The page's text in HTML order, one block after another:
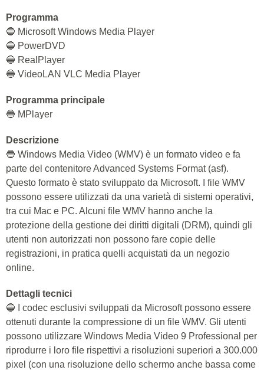
Programma
🔵 Microsoft Windows Media Player
🔵 PowerDVD
🔵 RealPlayer
🔵 VideoLAN VLC Media Player
Programma principale
🔵 MPlayer
Descrizione
🔵 Windows Media Video (WMV) è un formato video e fa
parte del contenitore Advanced Systems Format (asf).
Questo formato è stato sviluppato da Microsoft. I file WMV
possono essere utilizzati da una varietà di sistemi operativi,
tra cui Mac e PC. Alcuni file WMV hanno anche la
protezione della gestione dei diritti digitali (DRM), quindi gli
utenti non autorizzati non possono fare copie delle
registrazioni, in pratica quelli acquistati da un negozio
online.
Dettagli tecnici
🔵 I codec esclusivi sviluppati da Microsoft possono essere
ottenuti durante la compressione di un file WMV. Gli utenti
possono utilizzare Windows Media Video 9 Professional per
riprodurre i loro file rispettivi a risoluzioni superiori a 300.000
pixel (con una risoluzione dello schermo anche bassa come